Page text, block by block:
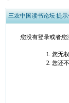
三农中国读书论坛 提示
您没有登录或者
您无
您还